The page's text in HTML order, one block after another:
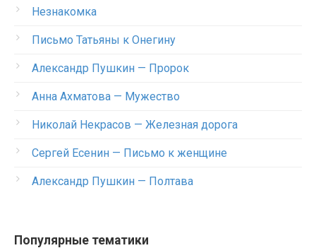
Незнакомка
Письмо Татьяны к Онегину
Александр Пушкин — Пророк
Анна Ахматова — Мужество
Николай Некрасов — Железная дорога
Сергей Есенин — Письмо к женщине
Александр Пушкин — Полтава
Популярные тематики